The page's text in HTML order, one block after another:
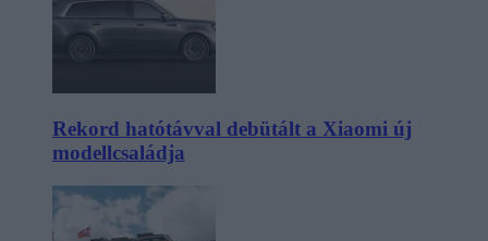
Rekord hatótávval debütált a Xiaomi új
modellcsaládja